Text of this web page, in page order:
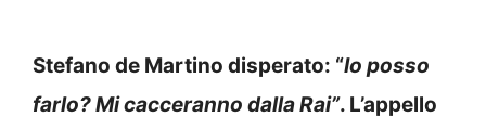
Stefano de Martino disperato: “Io posso
farlo? Mi cacceranno dalla Rai”. L’appello